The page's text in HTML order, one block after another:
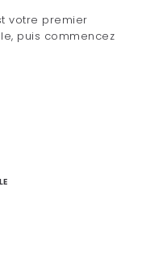
votre premier
puis commencez